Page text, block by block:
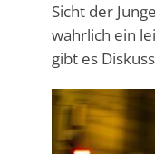
Sicht der
wahrlich ein
gibt es